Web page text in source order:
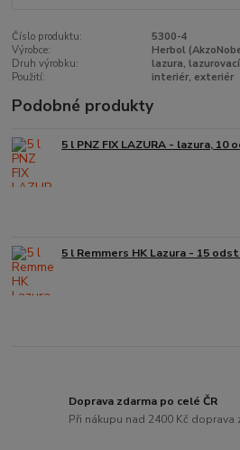
Číslo produktu:
5300-4
Výrobce:
Herbol
Druh výrobku:
lazura,
Použití:
interiér, exteriér
Podobné produkty
5 l PNZ FIX LAZURA - lazura, 10
5 l Remmers HK Lazura - 15
Doprava zdarma po celé ČR
Při nákupu nad 2400 Kč doprava